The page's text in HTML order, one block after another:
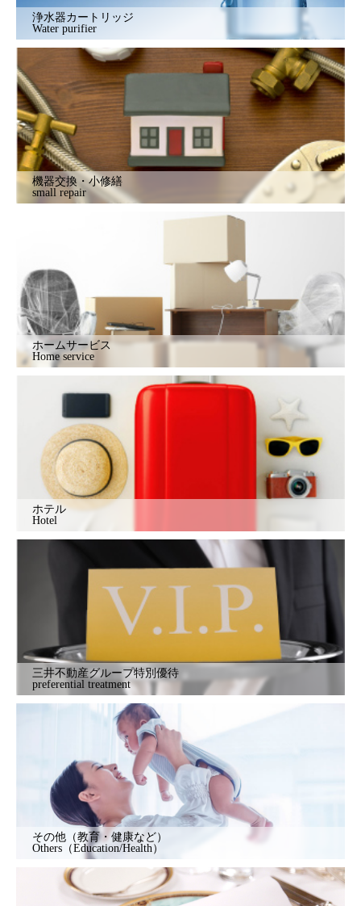
浄水器カートリッジ
Water purifier
機器交換・小修繕
small repair
ホームサービス
Home service
ホテル
Hotel
三井不動産グループ特別優待
preferential treatment
その他（教育・健康など）
Others（Education/Health）